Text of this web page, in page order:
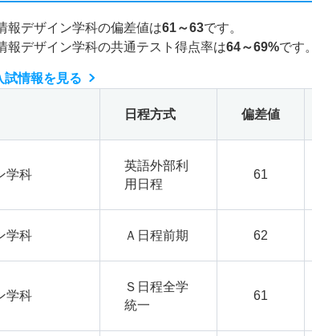
報デザイン学科の偏差値は61～63です。
報デザイン学科の共通テスト得点率は64～69%です。
試情報を見る
日程方式 偏差値
学科
英語外部利
用日程
61
学科 Ａ日程前期 62
学科
Ｓ日程全学
統一
61